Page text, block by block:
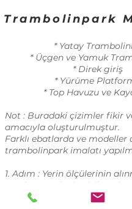
Trambolinpark
* Yatay
* Üçgen ve Yamuk
* Direk giriş
* Yürüme
* Top Havuzu ve
Not : Buradaki çizimler fikir
amacıyla oluşturulmuştur.
Farklı ebatlarda ve modeller
trambolinpark imalatı
1. Adım : Yerin ölçülerinin
2. Adım : Projenin çizilmesi.
3. Adım : Müsterinin onayı